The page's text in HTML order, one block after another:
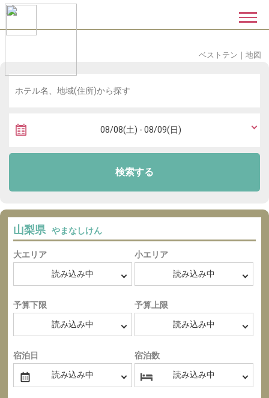
地図
｜
ベストテン
検索する
山梨県 やまなしけん
大エリア 小エリア
予算下限 予算上限
宿泊日 宿泊数